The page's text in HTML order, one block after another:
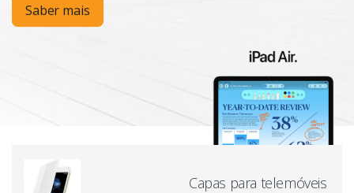
Saber mais
Capas para telemóveis